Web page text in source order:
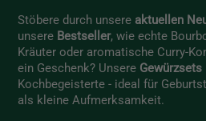
Stöbere durch unsere aktuellen
unsere Bestseller, wie echte
Kräuter oder aromatische Curry-
ein Geschenk? Unsere Gewürzsets
Kochbegeisterte - ideal für
als kleine Aufmerksamkeit.